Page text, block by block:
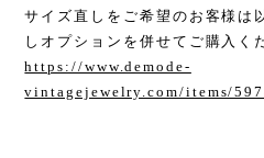
サイズ直しをご希望のお客様は
しオプションを併せてご購入く
https://www.demode-
vintagejewelry.com/items/